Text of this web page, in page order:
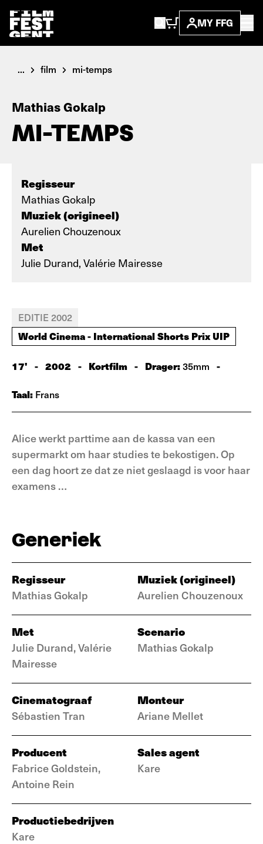
MY FFG
... film mi-temps
Mathias Gokalp
MI-TEMPS
Regisseur
Mathias Gokalp
Muziek (origineel)
Aurelien Chouzenoux
Met
Julie Durand, Valérie Mairesse
EDITIE 2002
World Cinema - International Shorts Prix UIP
17' - 2002 - Kortfilm - Drager:35mm -
Taal: Frans
Alice werkt parttime aan de kassa van een
supermarkt om haar studies te bekostigen. Op
een dag hoort ze dat ze niet geslaagd is voor haar
examens …
Generiek
Regisseur
Mathias Gokalp
Muziek (origineel)
Aurelien Chouzenoux
Met
Julie Durand, Valérie
Mairesse
Scenario
Mathias Gokalp
Cinematograaf
Sébastien Tran
Monteur
Ariane Mellet
Producent
Fabrice Goldstein,
Antoine Rein
Sales agent
Kare
Productiebedrijven
Kare